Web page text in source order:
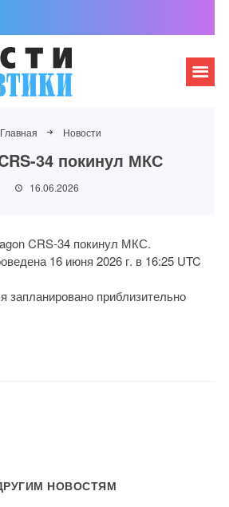
Главная Новости
34 покинул МКС
16.06.2026
CRS-34 покинул МКС.
16 июня 2026 г. в 16:25 UTC
запланировано приблизительно
НОВОСТЯМ